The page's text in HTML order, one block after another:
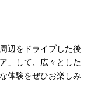
辺をドライブした後
」して、広々とした
体験をぜひお楽しみ